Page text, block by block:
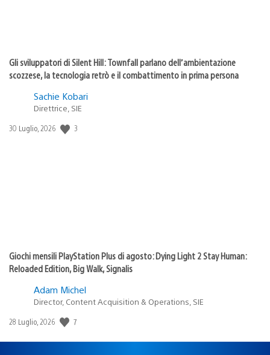
Gli sviluppatori di Silent Hill: Townfall parlano dell’ambientazione
scozzese, la tecnologia retrò e il combattimento in prima persona
Sachie Kobari
Direttrice, SIE
Data
30 Luglio, 2026 3
Giochi mensili PlayStation Plus di agosto: Dying Light 2 Stay Human:
Reloaded Edition, Big Walk, Signalis
Adam Michel
Director, Content Acquisition & Operations, SIE
Data
pubblicazione:
28 Luglio, 2026 7